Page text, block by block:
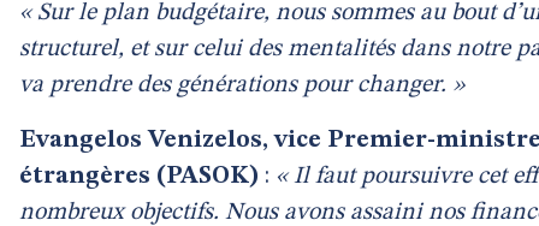
« Sur le plan budgétaire, nous sommes au bout
structurel, et sur celui des mentalités dans notre
va prendre des générations pour changer. »
Evangelos Venizelos, vice Premier-
étrangères (PASOK) : « Il faut poursuivre cet
nombreux objectifs. Nous avons assaini nos